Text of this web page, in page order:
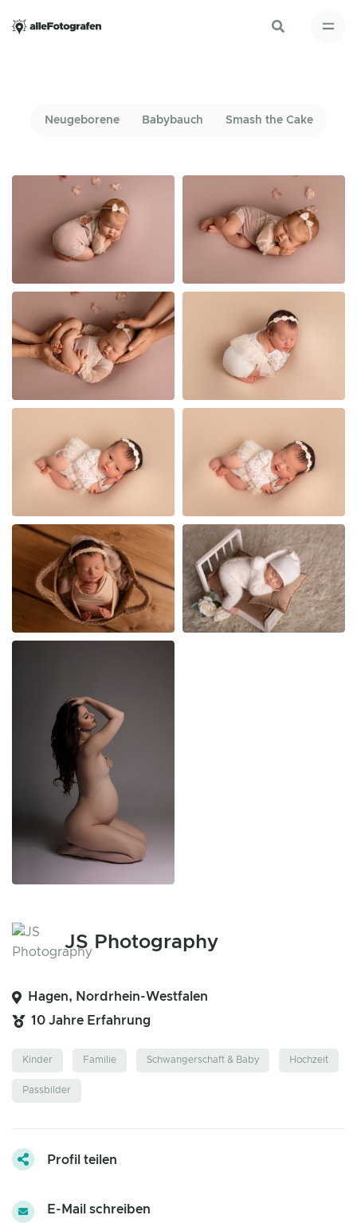
Neugeborene Babybauch Smash the Cake
JS Photography
Hagen, Nordrhein-Westfalen
10 Jahre Erfahrung
Kinder Familie Schwangerschaft & Baby Hochzeit
Passbilder
Profil teilen
E-Mail schreiben